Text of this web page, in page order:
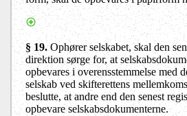
§ 19.Ophører selskabet, skal den
direktion sørge for, at
opbevares i overensstemmelse med
selskab ved skifterettens
beslutte, at andre end den senest
opbevare selskabsdokumenterne.